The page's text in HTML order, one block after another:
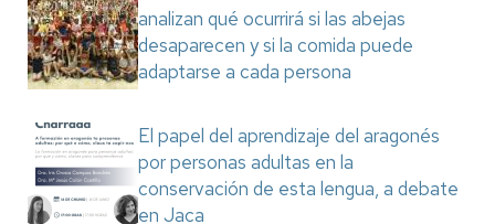
analizan qué ocurrirá si las abejas
desaparecen y si la comida puede
adaptarse a cada persona
El papel del aprendizaje del aragonés
por personas adultas en la
conservación de esta lengua, a debate
en Jaca